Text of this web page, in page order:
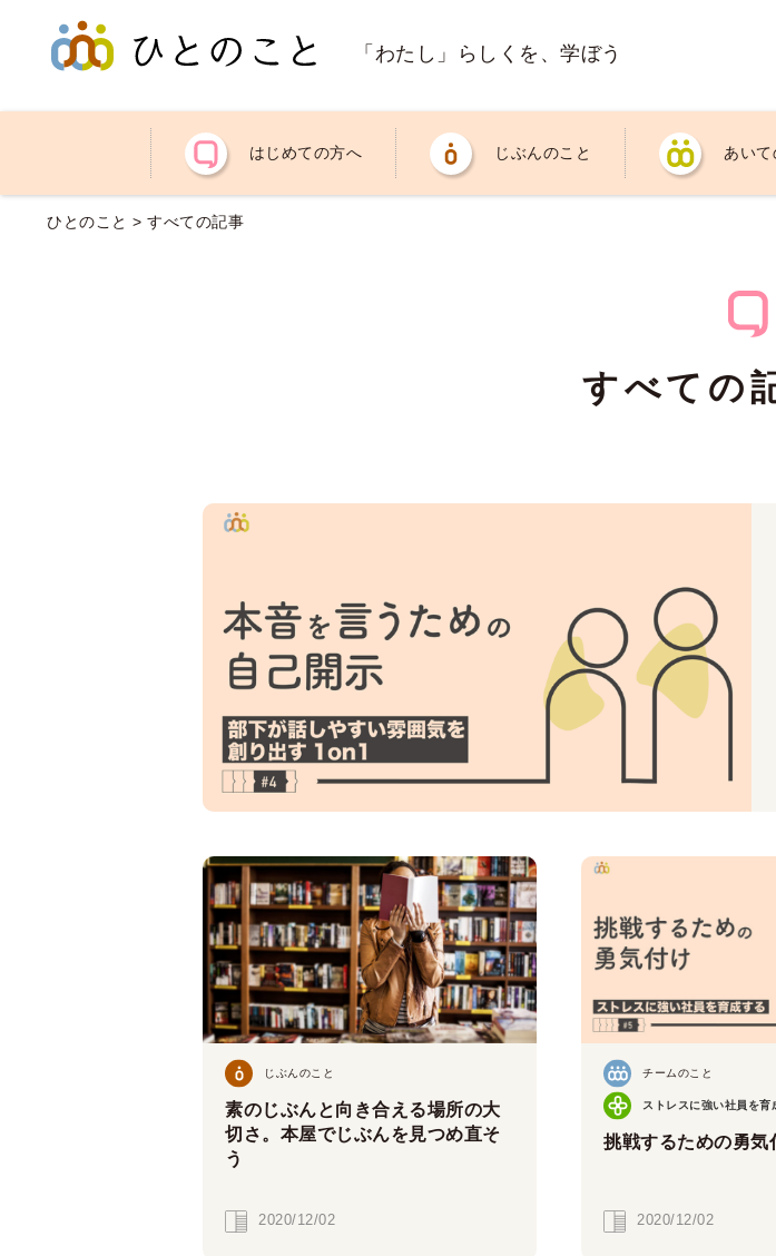
「わたし」らしくを、学ぼう
はじめての方へ じぶんのこと あいて
ひとのこと > すべての記事
すべての
じぶんのこと
素のじぶんと向き合える場所の大
切さ。本屋でじぶんを見つめ直そ
う
2020/12/02
チームのこと
ストレスに強い社員を育
挑戦するための勇気
2020/12/02